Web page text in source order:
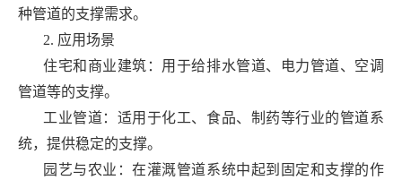
种管道的支撑需求。
2. 应用场景
住宅和商业建筑：用于给排水管道、电力管道、空调
管道等的支撑。
工业管道：适用于化工、食品、制药等行业的管道系
统，提供稳定的支撑。
园艺与农业：在灌溉管道系统中起到固定和支撑的作